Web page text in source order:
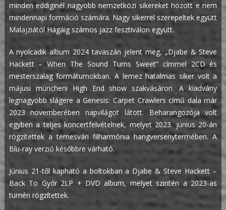
minden eddiginél nagyobb nemzetközi sikereket hozott e nem
mindennapi formáció számára. Nagy sikerrel szerepeltek együtt
Malajziától Hágáig számos jazz fesztiválon együtt.
A nyolcadik album 2024 tavaszán jelent meg, „Djabe & Steve
Hackett – When The Sound Turns Sweet” címmel 2CD és
mesterszalag formátumokban. A lemez hatalmas siker volt a
májusi müncheni High End show szakvásáron. A kiadvány
legnagyobb slágere a Genesis: Carpet Crawlers című dala már
2023 novemberében napvilágot látott. Beharangozója volt
egyben a teljes koncertfelvételnek, melyet 2023. június 20-án
rögzítettek a temesvári filharmónia hangversenytermében. A
Blu-ray verzió későbbre várható.
Június 21-től kapható a boltokban a Djabe & Steve Hackett –
Back To Győr 2LP + DVD album, melyet szintén a 2023-as
turnén rögzítettek.